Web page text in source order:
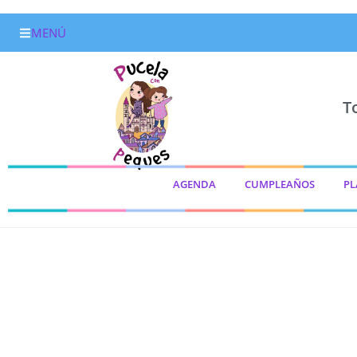
MENÚ
AGENDA CUMPLEAÑOS